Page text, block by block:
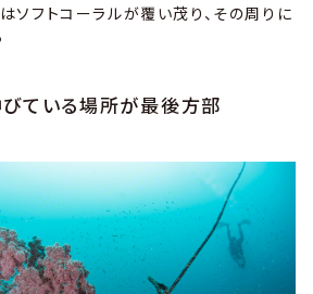
ソフトコーラルが覆い茂り、その周りに
ている場所が最後方部